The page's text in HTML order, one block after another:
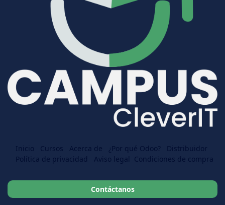
Inicio Cursos Acerca de ¿Por qué Odoo? Distr ​​ibuidor
Política de privacidad
Aviso legal Condiciones de compra
Contáctanos​​​​